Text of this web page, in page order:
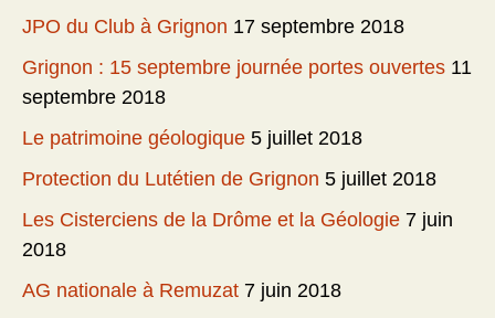
JPO du Club à Grignon 17 septembre 2018
Grignon : 15 septembre journée portes ouvertes 11
septembre 2018
Le patrimoine géologique 5 juillet 2018
Protection du Lutétien de Grignon 5 juillet 2018
Les Cisterciens de la Drôme et la Géologie 7 juin
2018
AG nationale à Remuzat 7 juin 2018